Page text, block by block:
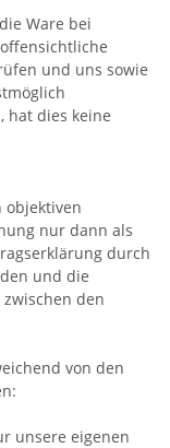
Ware bei
und uns sowie
hat dies keine
objektiven
nur dann als
durch
und die
den
von den
unsere eigenen